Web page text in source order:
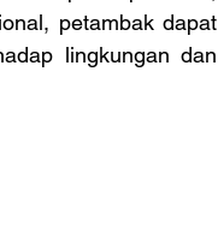
petambak dapat
lingkungan dan